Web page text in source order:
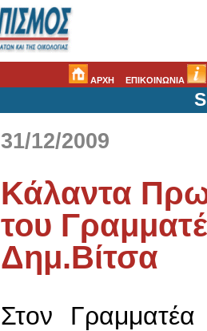
ΑΡΧΗ ΕΠΙΚΟΙΝΩΝΙΑ
31/12/2009
Κάλαντα
του
Δημ.Βίτσα
Στον